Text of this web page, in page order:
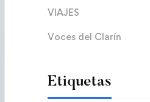
VIAJES
Voces del Clarín
Etiquetas